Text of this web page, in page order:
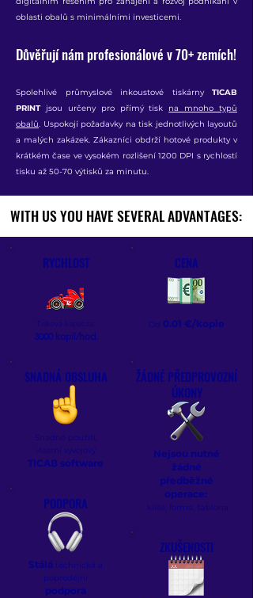
oblasti obalů s minimálními investicemi.
Důvěřují nám profesionálové v 70+ zemích!
Spolehlivé průmyslové inkoustové tiskárny TICAB
PRINTjsou určeny pro přímý tisk na mnoho typů
obalů. Uspokojí požadavky na tisk jednotlivých layoutů
a malých zakázek. Zákazníci obdrží hotové produkty v
krátkém čase ve vysokém rozlišení 1200 DPI s rychlostí
tisku až 50-70 výtisků za minutu.
​WITH US YOU HAVE SEVERAL ADVANTAGES:
​WITH US YOU HAVE SEVERAL ADVANTAGES:
RYCHLOST
Tisková kapacita:
3000 kopií/hod.
SNADNÁ OBSLUHA
Snadné použití,
vlastní vývojový
TICAB software
PODPORA
Stálá technická a
poprodejní
podpora
CENA
Od 0.01 €/kopie
ŽÁDNÉ PŘEDPROVOZNÍ
ÚKONY
Nejsou nutné
žádné
předběžné
operace:
klišé, forma, šablona
ZKUŠENOSTI